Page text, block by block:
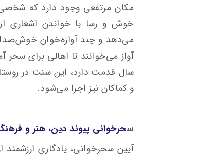
مکان مرتفعی وجود دارد که شخصی
خوش و رسا با خواندن اشعاری
می‌دهد و چند آوازه‌خوان
سال قدمت دارد، این سنت در
و کماکان نیز اجرا می‌شود.
سحرخوانی پیوند دین، هنر و
آیین سحرخوانی، یادگاری ارزشمند